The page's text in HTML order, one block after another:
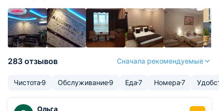
283 отзывов Сначала рекомендуемые
Чистота 9 Обслуживание9 Еда7 Номера7
Ольга